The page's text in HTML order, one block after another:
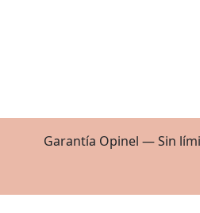
Garantía Opinel — Sin